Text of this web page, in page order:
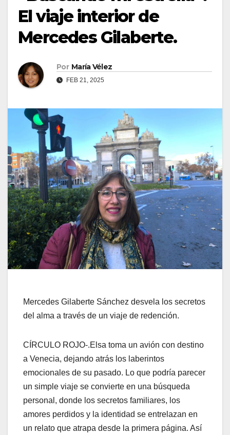
El viaje interior de
Mercedes Gilaberte.
Por María Vélez
FEB 21, 2025
Mercedes Gilaberte Sánchez desvela los secretos
del alma a través de un viaje de redención.
CÍRCULO ROJO-.Elsa toma un avión con destino
a Venecia, dejando atrás los laberintos
emocionales de su pasado. Lo que podría parecer
un simple viaje se convierte en una búsqueda
personal, donde los secretos familiares, los
amores perdidos y la identidad se entrelazan en
un relato que atrapa desde la primera página. Así